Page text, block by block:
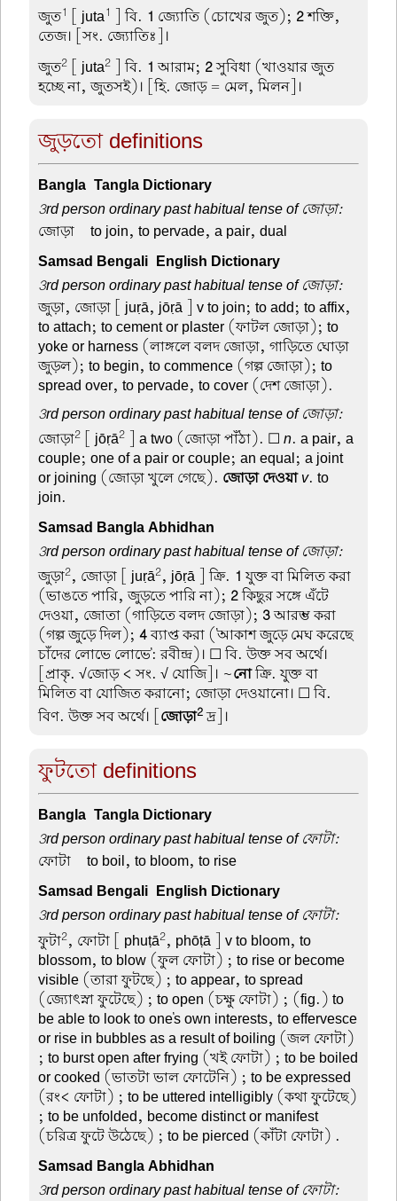
জুত1 [ juta1 ] বি. 1 জ্যোতি (চোখের জুত); 2শক্তি,
তেজ। [সং. জ্যোতিঃ]।
জুত2 [ juta2 ] বি. 1 আরাম; 2সুবিধা (খাওয়ার জুত
হচ্ছে না, জুতসই)। [হি. জোড় = মেল, মিলন]।
জুড়তো definitions
Bangla-Tangla Dictionary
3rd person ordinary past habitual tense of জোড়া:
জোড়া –to join, to pervade, a pair, dual
Samsad Bengali-English Dictionary
3rd person ordinary past habitual tense of জোড়া:
জুড়া, জোড়া [ juṛā, jōṛā ] v to join; to add; to affix,
to attach; to cement or plaster (ফাটল জোড়া); to
yoke or harness (লাঙ্গলে বলদ জোড়া, গাড়িতে ঘোড়া
জুড়ল); to begin, to commence (গল্প জোড়া); to
spread over, to pervade, to cover (দেশ জোড়া).
3rd person ordinary past habitual tense of জোড়া:
জোড়া2 [ jōṛā2 ] a two (জোড়া পাঁঠা). ☐n. a pair, a
couple; one of a pair or couple; an equal; a joint
or joining (জোড়া খুলে গেছে). জোড়া দেওয়া v. to
join.
Samsad Bangla Abhidhan
3rd person ordinary past habitual tense of জোড়া:
জুড়া2, জোড়া [ juṛā2, jōṛā ] ক্রি. 1 যুক্ত বা মিলিত করা
(ভাঙতে পারি, জুড়তে পারি না); 2কিছুর সঙ্গে এঁটে
দেওয়া, জোতা (গাড়িতে বলদ জোড়া); 3আরম্ভ করা
(গল্প জুড়ে দিল);4ব্যাপ্ত করা ('আকাশ জুড়ে মেঘ করেছে
চাঁদের লোভে লোভে': রবীন্দ্র)। ☐ বি. উক্ত সব অর্থে।
[প্রাকৃ. √জোড় < সং. √ যোজি]। ~নোক্রি. যুক্ত বা
মিলিত বা যোজিত করানো; জোড়া দেওয়ানো। ☐ বি.
বিণ. উক্ত সব অর্থে। [ জোড়া2দ্র]।
ফুটতো definitions
Bangla-Tangla Dictionary
3rd person ordinary past habitual tense of ফোটা:
ফোটা –to boil, to bloom, to rise
Samsad Bengali-English Dictionary
3rd person ordinary past habitual tense of ফোটা:
ফুটা2, ফোটা [ phuṭā2, phōṭā ] v to bloom, to
blossom, to blow (ফুল ফোটা) ; to rise or become
visible (তারা ফুটছে) ; to appear, to spread
(জ্যোৎস্না ফুটেছে) ; to open (চক্ষু ফোটা) ; (fig.) to
be able to look to one's own interests, to effervesce
or rise in bubbles as a result of boiling (জল ফোটা)
; to burst open after frying (খই ফোটা) ; to be boiled
or cooked (ভাতটা ভাল ফোটেনি) ; to be expressed
(রং< ফোটা) ; to be uttered intelligibly (কথা ফুটেছে)
; to be unfolded, become distinct or manifest
(চরিত্র ফুটে উঠেছে) ; to be pierced (কাঁটা ফোটা) .
Samsad Bangla Abhidhan
3rd person ordinary past habitual tense of ফোটা: